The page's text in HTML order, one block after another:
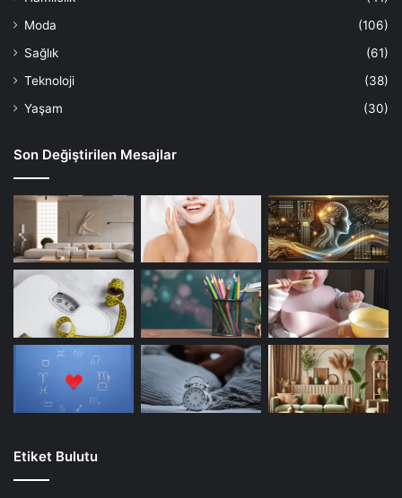
Moda
(106)
Sağlık
(61)
Teknoloji
(38)
Yaşam
(30)
Son Değiştirilen Mesajlar
Etiket Bulutu